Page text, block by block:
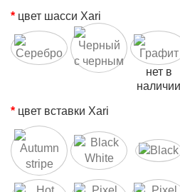
цвет шасси Xari
нет в
наличии
цвет вставки Xari